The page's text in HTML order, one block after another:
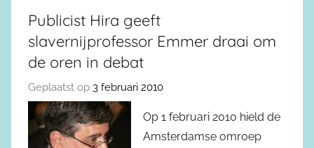
Publicist Hira geeft
slavernijprofessor Emmer draai om
de oren in debat
Geplaatst op 3 februari 2010
Op 1 februari 2010 hield de
Amsterdamse omroep